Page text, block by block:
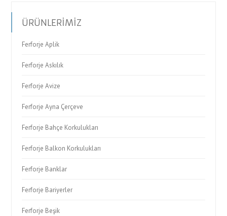
ÜRÜNLERİMİZ
Ferforje Aplik
Ferforje Askılık
Ferforje Avize
Ferforje Ayna Çerçeve
Ferforje Bahçe Korkulukları
Ferforje Balkon Korkulukları
Ferforje Banklar
Ferforje Bariyerler
Ferforje Beşik